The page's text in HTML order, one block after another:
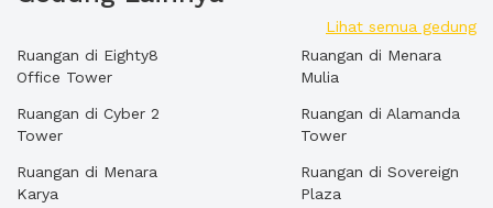
Lihat semua gedung
Ruangan di Eighty8
Office Tower
Ruangan di Cyber 2
Tower
Ruangan di Menara
Karya
Ruangan di Menara
Mulia
Ruangan di Alamanda
Tower
Ruangan di Sovereign
Plaza